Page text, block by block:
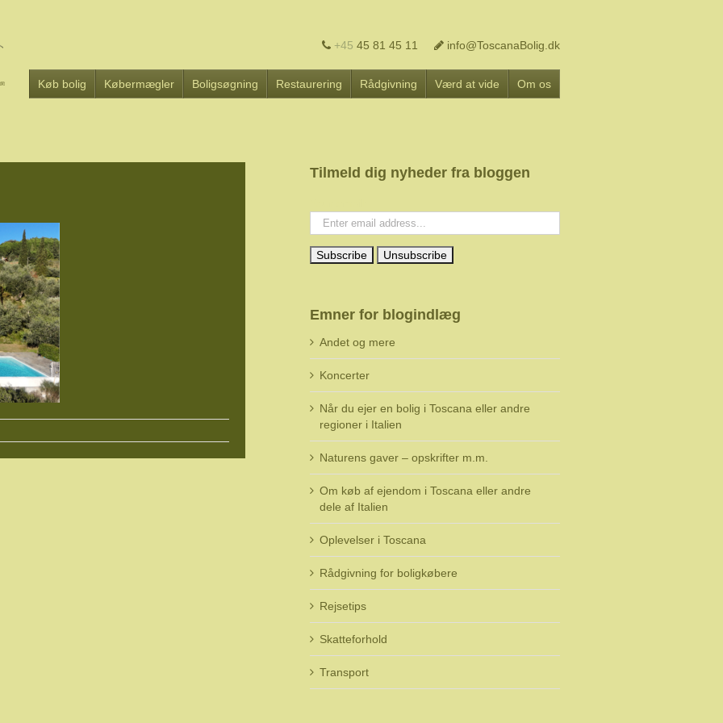
+45 45 81 45 11 info@ToscanaBolig.dk
Køb bolig Købermægler Boligsøgning Restaurering Rådgivning Værd at vide Om os
Tilmeld dig nyheder fra bloggen
Emner for blogindlæg
Andet og mere
Koncerter
Når du ejer en bolig i Toscana eller andre
regioner i Italien
Naturens gaver – opskrifter m.m.
Om køb af ejendom i Toscana eller andre
dele af Italien
Oplevelser i Toscana
Rådgivning for boligkøbere
Rejsetips
Skatteforhold
Transport